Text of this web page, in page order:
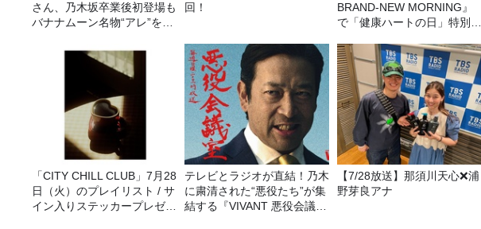
さん、乃木坂卒業後初登場も
バナナムーン名物“アレ”を喰
回！
BRAND-NEW MORNING』
で「健康ハートの日」特別企
「CITY CHILL CLUB」7月28
日（火）のプレイリスト / サ
イン入りステッカープレゼン
テレビとラジオが直結！乃木
に粛清された“悪役たち”が集
結する『VIVANT 悪役会議
【7/28放送】那須川天心❌浦
野芽良アナ